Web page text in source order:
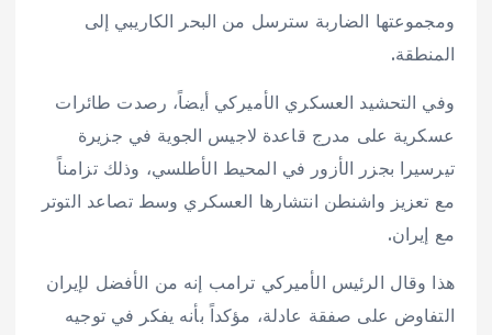
ومجموعتها الضاربة سترسل من البحر الكاريبي إلى
المنطقة.
وفي التحشيد العسكري الأميركي أيضاً، رصدت طائرات
عسكرية على مدرج قاعدة لاجيس الجوية في جزيرة
تيرسيرا بجزر الأزور في المحيط الأطلسي، وذلك تزامناً
مع تعزيز واشنطن انتشارها العسكري وسط تصاعد التوتر
مع إيران.
هذا وقال الرئيس الأميركي ترامب إنه من الأفضل لإيران
التفاوض على صفقة عادلة، مؤكداً بأنه يفكر في توجيه